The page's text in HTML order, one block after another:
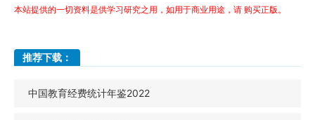
本站提供的一切资料是供学习研究之用，如用于商业用途，请 购买正版。
推荐下载：
中国教育经费统计年鉴2022